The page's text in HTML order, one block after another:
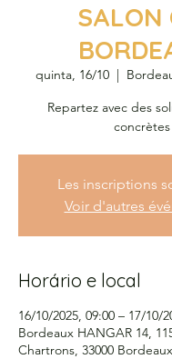
SALON
quinta, 16/10
  |
Repartez avec des
Les inscriptions
Voir d'autres
Horário e local
16/10/2025, 09:00 – 17/10/
Bordeaux HANGAR 14,
Chartrons, 33000